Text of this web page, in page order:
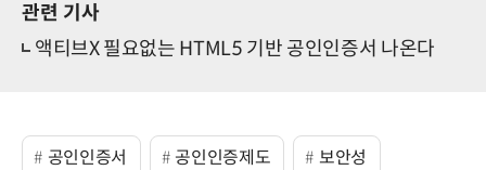
관련 기사
액티브X 필요없는 HTML5 기반 공인인증서 나온다
공인인증서 공인인증제도 보안성